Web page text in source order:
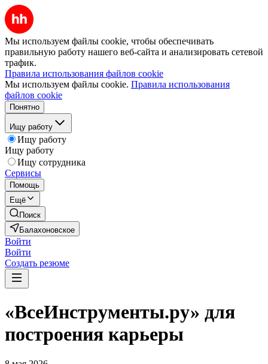
Мы используем файлы cookie, чтобы обеспечивать
правильную работу нашего веб-сайта и анализировать сетевой
трафик.
Правила использования файлов cookie
Мы используем файлы cookie. Правила использования
файлов cookie
Понятно
Ищу работу
Ищу работу
Ищу работу
Ищу сотрудника
Сервисы
Помощь
Ещё
Поиск
Балахоновское
Войти
Войти
Создать резюме
«ВсеИнструменты.ру» для
построения карьеры